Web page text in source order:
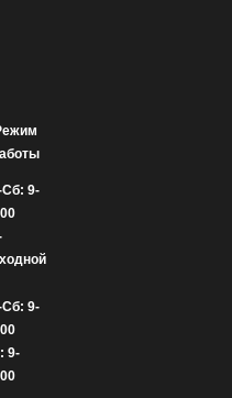
Сб: 9-
Сб: 9-
9-